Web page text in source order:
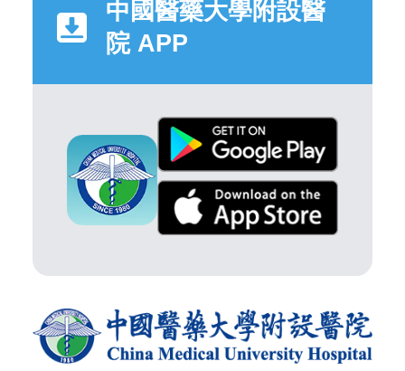
中國醫藥大學附設醫
院 APP